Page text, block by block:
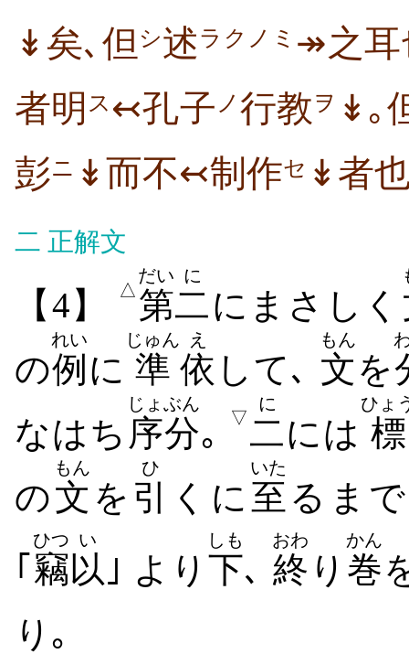
↡矣､但 シ述ラクノミ ↠之
者明 ス ↢孔子 ノ 行教ヲ ↡｡
彭 ニ ↡而不↢制作セ ↡者
二 正解文
【4】 △ 第
だい
二
に
にまさしく
の例
れい
に 準
じゅん
依
え
して､ 文
もん
を
なはち 序分
じょぶん
｡ ▽二
に
には 標
ひょ
の文
もん
を 引
ひ
くに 至
いた
るま
｢ 竊
ひつ
以
い
｣ より 下
しも
､ 終
おわ
り 巻
かん
り｡